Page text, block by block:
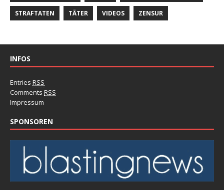
STRAFTATEN TÄTER VIDEOS ZENSUR
INFOS
Entries RSS
Comments RSS
Impressum
SPONSOREN